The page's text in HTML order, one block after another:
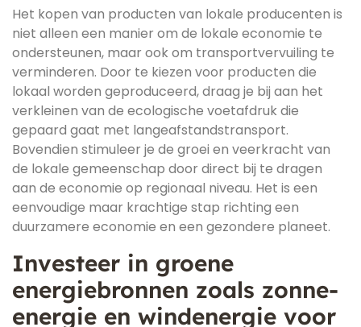
Het kopen van producten van lokale producenten is
niet alleen een manier om de lokale economie te
ondersteunen, maar ook om transportvervuiling te
verminderen. Door te kiezen voor producten die
lokaal worden geproduceerd, draag je bij aan het
verkleinen van de ecologische voetafdruk die
gepaard gaat met langeafstandstransport.
Bovendien stimuleer je de groei en veerkracht van
de lokale gemeenschap door direct bij te dragen
aan de economie op regionaal niveau. Het is een
eenvoudige maar krachtige stap richting een
duurzamere economie en een gezondere planeet.
Investeer in groene
energiebronnen zoals zonne-
energie en windenergie voor